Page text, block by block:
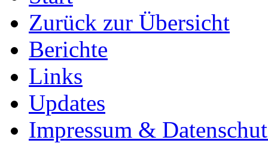
Zurück zur Übersicht
Berichte
Links
Updates
Impressum &